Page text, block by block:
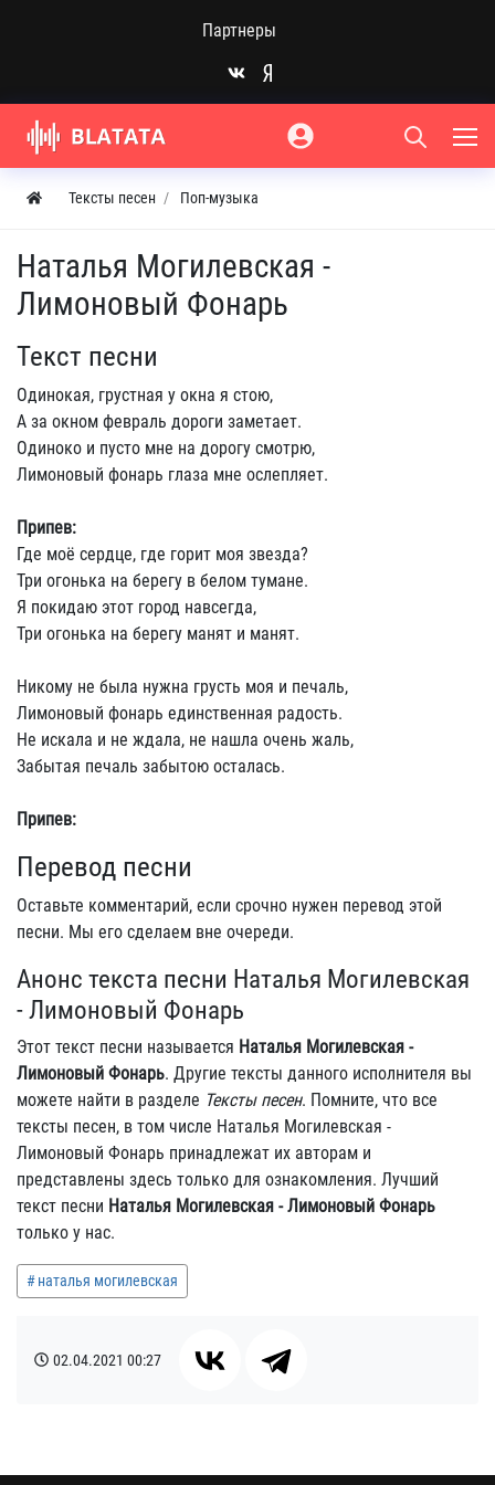
Партнеры
Тексты песен Поп-музыка
Наталья Могилевская -
Лимоновый Фонарь
Текст песни
Одинокая, грустная у окна я стою,
А за окном февраль дороги заметает.
Одиноко и пусто мне на дорогу смотрю,
Лимоновый фонарь глаза мне ослепляет.
Припев:
Где моё сердце, где горит моя звезда?
Три огонька на берегу в белом тумане.
Я покидаю этот город навсегда,
Три огонька на берегу манят и манят.
Никому не была нужна грусть моя и печаль,
Лимоновый фонарь единственная радость.
Не искала и не ждала, не нашла очень жаль,
Забытая печаль забытою осталась.
Припев:
Перевод песни
Оставьте комментарий, если срочно нужен перевод этой
песни. Мы его сделаем вне очереди.
Анонс текста песни Наталья Могилевская
- Лимоновый Фонарь
Этот текст песни называется Наталья Могилевская -
Лимоновый Фонарь. Другие тексты данного исполнителя вы
можете найти в разделе Тексты песен. Помните, что все
тексты песен, в том числе Наталья Могилевская -
Лимоновый Фонарь принадлежат их авторам и
представлены здесь только для ознакомления. Лучший
текст песни Наталья Могилевская - Лимоновый Фонарь
только у нас.
наталья могилевская
02.04.2021 00:27